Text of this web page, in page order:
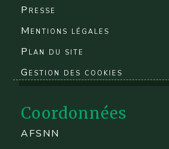
Presse
Mentions légales
Plan du site
Gestion des cookies
Coordonnées
AFSNN